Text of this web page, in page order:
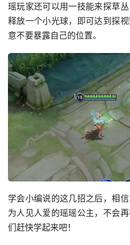
瑶玩家还可以用一技能来探草
释放一个小光球，即可达到探
意不要暴露自己的位置。
学会小编说的这几招之后，相
为人见人爱的瑶瑶公主，不会
们赶快学起来吧！